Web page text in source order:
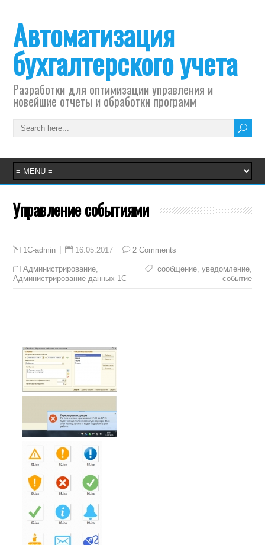
Автоматизация
бухгалтерского учета
Разработки для оптимизации управления и
новейшие отчеты и обработки программ
Управление событиями
1C-admin 16.05.2017 2 Comments
Администрирование,
Администрирование данных 1С
сообщение, уведомление,
событие